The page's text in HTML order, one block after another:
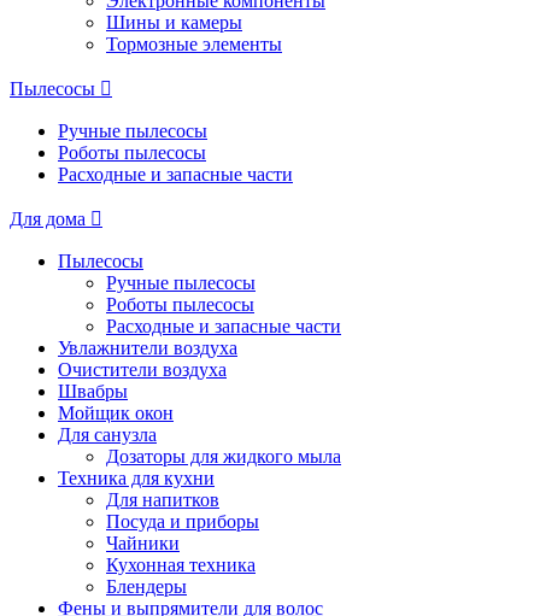
Шины и камеры
Тормозные элементы
Пылесосы
Ручные пылесосы
Роботы пылесосы
Расходные и запасные части
Для дома
Пылесосы
Ручные пылесосы
Роботы пылесосы
Расходные и запасные части
Увлажнители воздуха
Очистители воздуха
Швабры
Мойщик окон
Для санузла
Дозаторы для жидкого мыла
Техника для кухни
Для напитков
Посуда и приборы
Чайники
Кухонная техника
Блендеры
Фены и выпрямители для волос